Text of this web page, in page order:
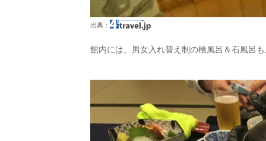
出典：
館内には、男女入れ替え制の檜風呂＆石風呂